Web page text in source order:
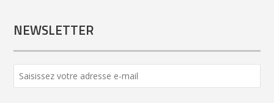
NEWSLETTER
URL *